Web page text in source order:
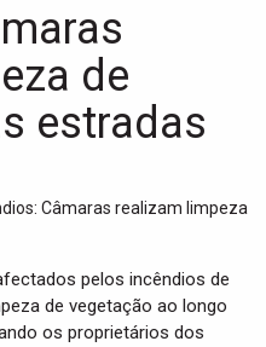
a
o
n
de
estradas
pelos incêndios de
de vegetação ao longo
os proprietários dos